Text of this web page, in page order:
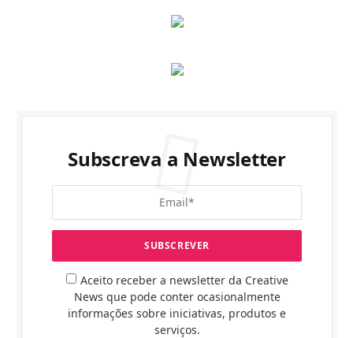
Subscreva a Newsletter
Aceito receber a newsletter da Creative
News que pode conter ocasionalmente
informações sobre iniciativas, produtos e
serviços.